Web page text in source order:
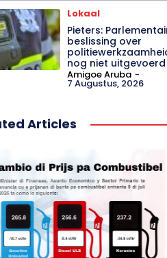
Lokaal
Pieters:
beslissing over
nog niet uitgevoerd
Amigoe Aruba -
7 Augustus, 2026
Articles